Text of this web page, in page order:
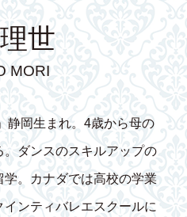
世
MORI
静岡生まれ。4歳から母の
ダンスのスキルアップの
。カナダでは高校の学業
ンティバレエスクールに